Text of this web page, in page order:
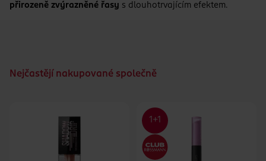
přirozeně zvýrazněné řasy s dlouhotrvajícím efektem.
Nejčastějí nakupované společně